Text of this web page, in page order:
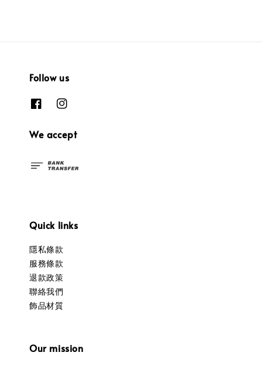
Follow us
We accept
Quick links
隱私條款
服務條款
退款政策
聯絡我們
飾品材質
Our mission